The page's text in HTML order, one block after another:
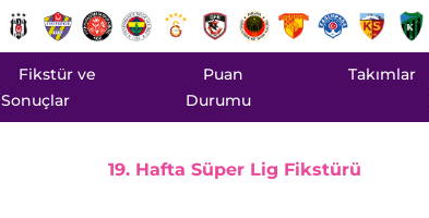
Fikstür ve
Sonuçlar
Puan
Durumu
Takımlar
19. Hafta Süper Lig Fikstürü